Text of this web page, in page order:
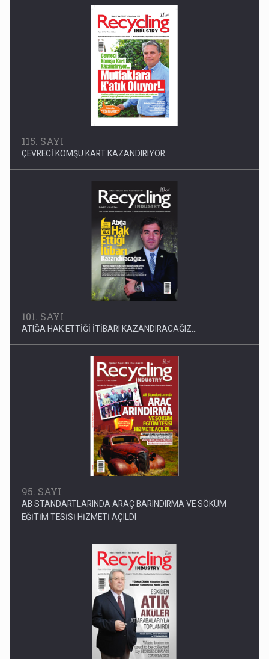
101. SAYI
ATIĞA HAK ETTİĞİ İTİBARI KAZANDIRACAĞIZ...
95. SAYI
AB STANDARTLARINDA ARAÇ BARINDIRMA VE SÖKÜM
EĞİTİM TESİSİ HİZMETİ AÇILDI
66. SAYI
ESKİDEN ATIK AKÜLER AT ARABALARIYLA TOPLANIRDI